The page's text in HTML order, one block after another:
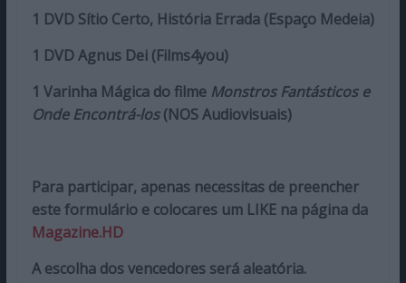
1 DVD Sítio Certo, História Errada (Espaço Medeia)
1 DVD Agnus Dei (Films4you)
1 Varinha Mágica do filme Monstros Fantásticos e
Onde Encontrá-los(NOS Audiovisuais)
Para participar, apenas necessitas de preencher
este formulário e colocares um LIKE na página da
Magazine.HD
A escolha dos vencedores será aleatória.